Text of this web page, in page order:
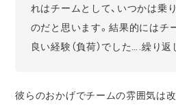
れはチームとして、いつかは乗
のだと思います。結果的にはチ
良い経験（負荷）でした….繰り
彼らのおかげでチームの雰囲気は